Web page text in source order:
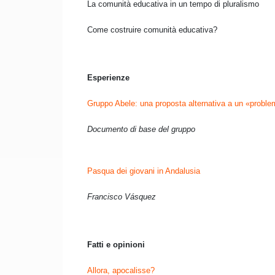
La comunità educativa in un tempo di pluralismo
Come costruire comunità educativa?
Esperienze
Gruppo Abele: una proposta alternativa a un
Documento di base del gruppo
Pasqua dei giovani in Andalusia
Francisco Vásquez
Fatti e opinioni
Allora, apocalisse?